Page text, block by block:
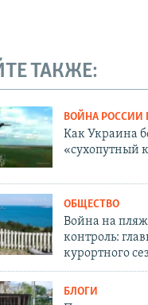
ТАКЖЕ:
ВОЙНА РОССИИ
Как Украина
«сухопутный
ОБЩЕСТВО
Война на
контроль:
курортного
БЛОГИ